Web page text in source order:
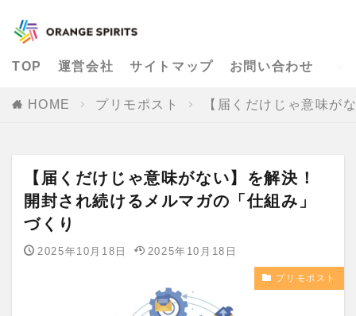
TOP 運営会社 サイトマップ お問い合わせ
HOME プリモポスト 【届くだけじゃ意味が
【届くだけじゃ意味がない】を解決！
開封され続けるメルマガの「仕組み」
づくり
2025年10月18日 2025年10月18日
プリモポスト